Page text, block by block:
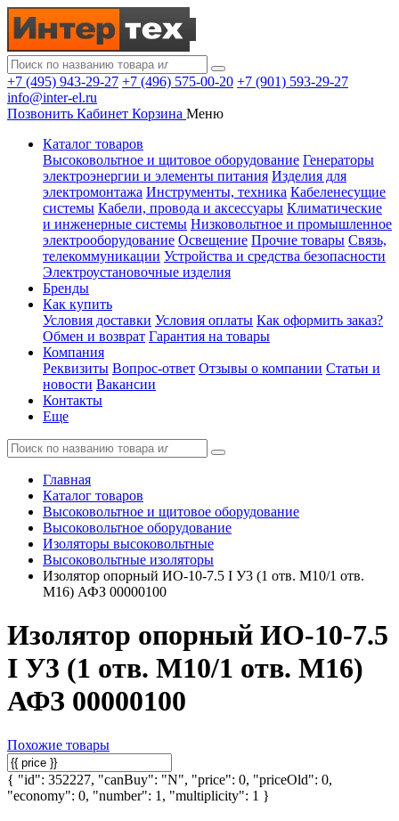
+7 (495) 943-29-27 +7 (496) 575-00-20 +7 (901) 593-29-27
info@inter-el.ru
Позвонить Кабинет Корзина Меню
Каталог товаров
Высоковольтное и щитовое оборудование Генераторы
электроэнергии и элементы питания Изделия для
электромонтажа Инструменты, техника Кабеленесущие
системы Кабели, провода и аксессуары Климатические
и инженерные системы Низковольтное и промышленное
электрооборудование Освещение Прочие товары Связь,
телекоммуникации Устройства и средства безопасности
Электроустановочные изделия
Бренды
Как купить
Условия доставки Условия оплаты Как оформить заказ?
Обмен и возврат Гарантия на товары
Компания
Реквизиты Вопрос-ответ Отзывы о компании Статьи и
новости Вакансии
Контакты
Еще
Главная
Каталог товаров
Высоковольтное и щитовое оборудование
Высоковольтное оборудование
Изоляторы высоковольтные
Высоковольтные изоляторы
Изолятор опорный ИО-10-7.5 I У3 (1 отв. М10/1 отв.
М16) АФЗ 00000100
Изолятор опорный ИО-10-7.5
I У3 (1 отв. М10/1 отв. М16)
АФЗ 00000100
Похожие товары
{ "id": 352227, "canBuy": "N", "price": 0, "priceOld": 0,
"economy": 0, "number": 1, "multiplicity": 1 }